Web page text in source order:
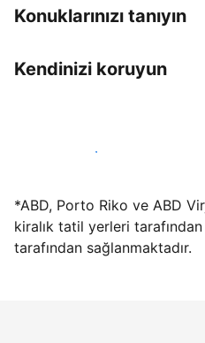
Konuklarınızı tanıyın
Kendinizi koruyun
Hemen tesis yayınla
*ABD, Porto Riko ve ABD
kiralık tatil yerleri
tarafından sağlanmaktadır.